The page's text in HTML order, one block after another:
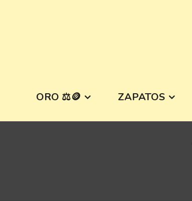
ORO ⚖️🪙 ZAPATOS